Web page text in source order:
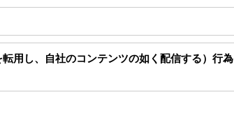
用し、自社のコンテンツの如く配信する）行為